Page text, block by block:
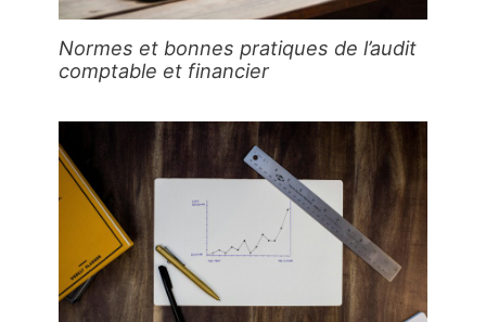
Normes et bonnes pratiques de l’audit
comptable et financier